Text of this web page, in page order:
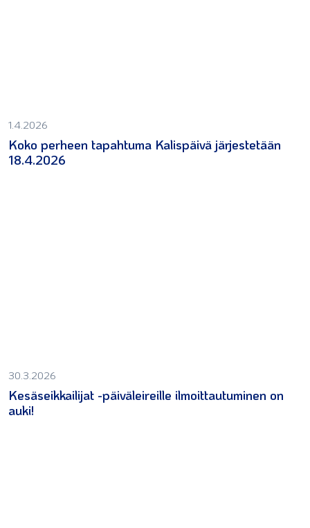
1.4.2026
Koko perheen tapahtuma Kalispäivä järjestetään
18.4.2026
30.3.2026
Kesäseikkailijat -päiväleireille ilmoittautuminen on
auki!